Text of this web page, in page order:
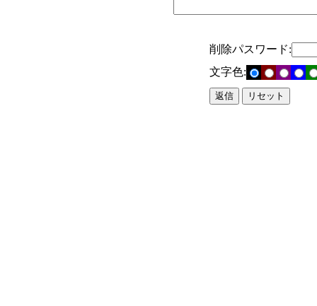
削除パスワード:
文字色: